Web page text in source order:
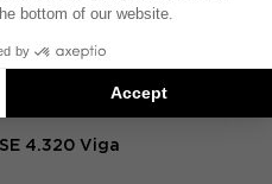
HARNESS
4.320 Viga